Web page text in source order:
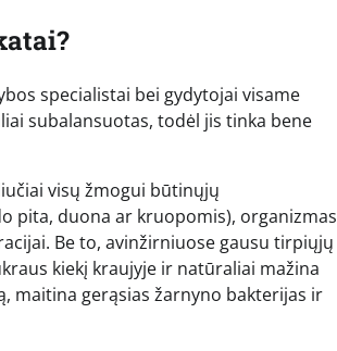
specialistai bei gydytojai visame
subalansuotas, todėl jis tinka bene
visų žmogui būtinųjų
pita, duona ar kruopomis), organizmas
Be to, avinžirniuose gausu tirpiųjų
kiekį kraujyje ir natūraliai mažina
maitina gerąsias žarnyno bakterijas ir